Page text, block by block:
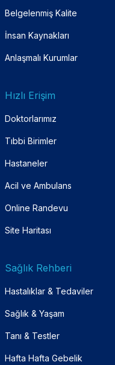
Belgelenmiş Kalite
İnsan Kaynakları
Anlaşmalı Kurumlar
Hızlı Erişim
Doktorlarımız
Tıbbi Birimler
Hastaneler
Acil ve Ambulans
Online Randevu
Site Haritası
Sağlık Rehberi
Hastalıklar & Tedaviler
Sağlık & Yaşam
Tanı & Testler
Hafta Hafta Gebelik